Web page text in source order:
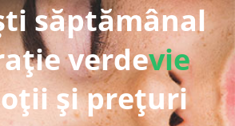
săptămânal
verdevie
și prețuri